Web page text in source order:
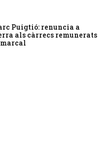
Puigtió: renuncia a
als càrrecs remunerats